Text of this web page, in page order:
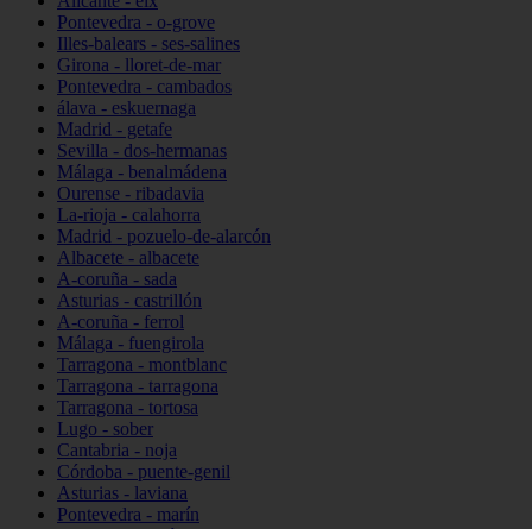
Pontevedra - o-grove
Illes-balears - ses-salines
Girona - lloret-de-mar
Pontevedra - cambados
álava - eskuernaga
Madrid - getafe
Sevilla - dos-hermanas
Málaga - benalmádena
Ourense - ribadavia
La-rioja - calahorra
Madrid - pozuelo-de-alarcón
Albacete - albacete
A-coruña - sada
Asturias - castrillón
A-coruña - ferrol
Málaga - fuengirola
Tarragona - montblanc
Tarragona - tarragona
Tarragona - tortosa
Lugo - sober
Cantabria - noja
Córdoba - puente-genil
Asturias - laviana
Pontevedra - marín